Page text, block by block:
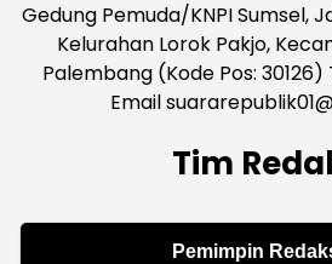
Gedung Pemuda/KNPI Sumsel,
Kelurahan Lorok Pakjo,
Palembang (Kode Pos:
Email
Tim
Pemimpin